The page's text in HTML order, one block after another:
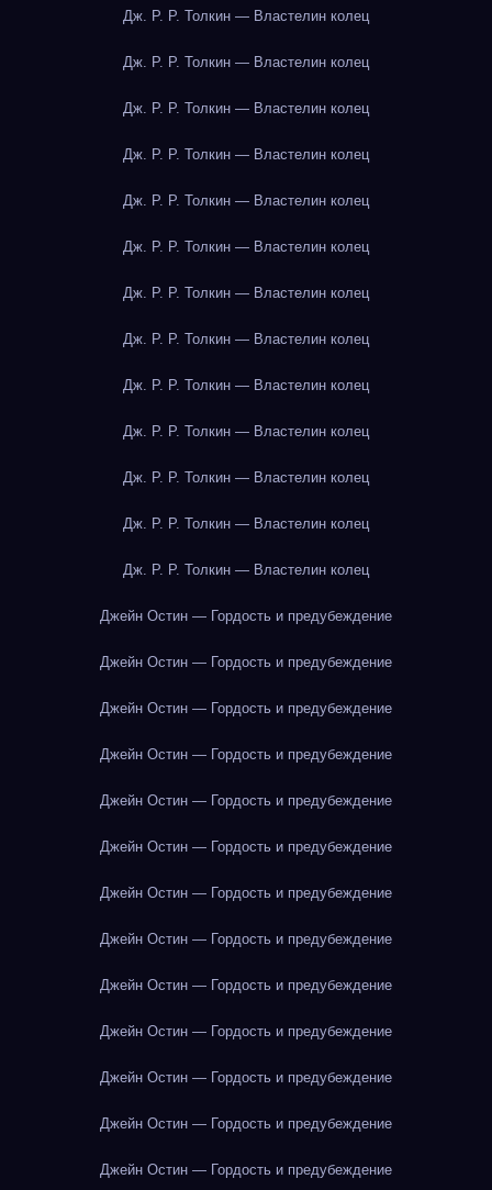
Дж. Р. Р. Толкин — Властелин колец
Дж. Р. Р. Толкин — Властелин колец
Дж. Р. Р. Толкин — Властелин колец
Дж. Р. Р. Толкин — Властелин колец
Дж. Р. Р. Толкин — Властелин колец
Дж. Р. Р. Толкин — Властелин колец
Дж. Р. Р. Толкин — Властелин колец
Дж. Р. Р. Толкин — Властелин колец
Дж. Р. Р. Толкин — Властелин колец
Дж. Р. Р. Толкин — Властелин колец
Дж. Р. Р. Толкин — Властелин колец
Дж. Р. Р. Толкин — Властелин колец
Дж. Р. Р. Толкин — Властелин колец
Джейн Остин — Гордость и предубеждение
Джейн Остин — Гордость и предубеждение
Джейн Остин — Гордость и предубеждение
Джейн Остин — Гордость и предубеждение
Джейн Остин — Гордость и предубеждение
Джейн Остин — Гордость и предубеждение
Джейн Остин — Гордость и предубеждение
Джейн Остин — Гордость и предубеждение
Джейн Остин — Гордость и предубеждение
Джейн Остин — Гордость и предубеждение
Джейн Остин — Гордость и предубеждение
Джейн Остин — Гордость и предубеждение
Джейн Остин — Гордость и предубеждение